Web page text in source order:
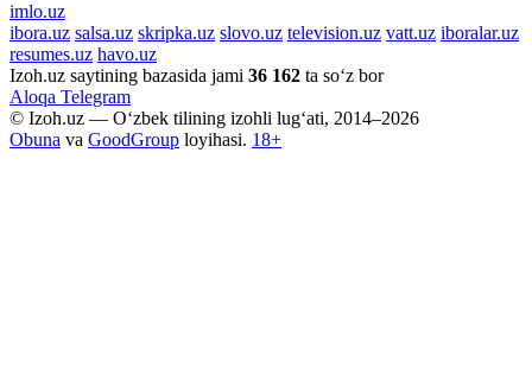
imlo.uz
ibora.uz salsa.uz skripka.uz slovo.uz television.uz vatt.uz iboralar.uz
resumes.uz havo.uz
Izoh.uz saytining bazasida jami 36 162 ta so‘z bor
Aloqa Telegram
© Izoh.uz — O‘zbek tilining izohli lug‘ati, 2014–2026
Obuna va GoodGroup loyihasi. 18+